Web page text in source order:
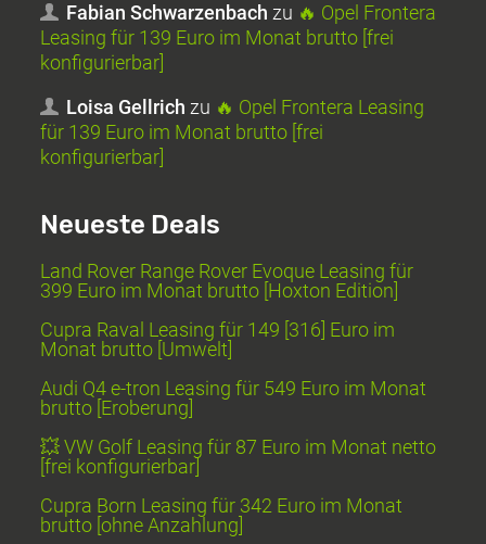
Fabian Schwarzenbach zu 🔥 Opel Frontera
Leasing für 139 Euro im Monat brutto [frei
konfigurierbar]
Loisa Gellrich zu 🔥 Opel Frontera Leasing
für 139 Euro im Monat brutto [frei
konfigurierbar]
Neueste Deals
Land Rover Range Rover Evoque Leasing für
399 Euro im Monat brutto [Hoxton Edition]
Cupra Raval Leasing für 149 [316] Euro im
Monat brutto [Umwelt]
Audi Q4 e-tron Leasing für 549 Euro im Monat
brutto [Eroberung]
💥 VW Golf Leasing für 87 Euro im Monat netto
[frei konfigurierbar]
Cupra Born Leasing für 342 Euro im Monat
brutto [ohne Anzahlung]